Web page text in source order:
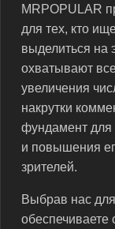
MRPOPULAR
для тех, кто
выделиться на
охватывают
увеличения
накрутки
фундамент для
и повышения
зрителей.
Выбрав нас